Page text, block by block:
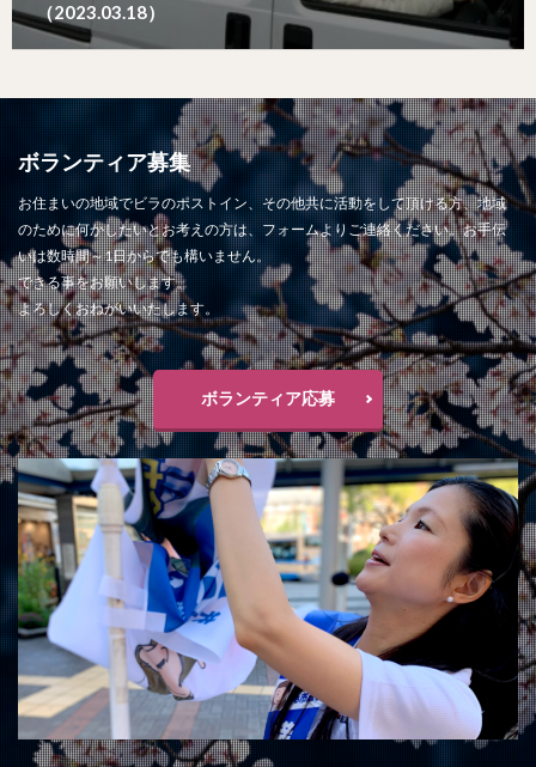
（2023.03.18）
ボランティア募集
お住まいの地域でビラのポストイン、その他共に活動をして頂ける方、地域
のために何かしたいとお考えの方は、フォームよりご連絡ください。お手伝
いは数時間～1日からでも構いません。
できる事をお願いします。
よろしくおねがいいたします。
ボランティア応募